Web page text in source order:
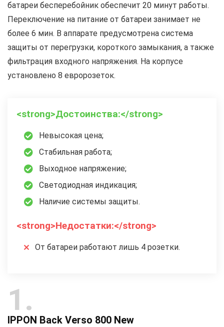
батареи бесперебойник обеспечит 20 минут работы.
Переключение на питание от батареи занимает не
более 6 мин. В аппарате предусмотрена система
защиты от перегрузки, короткого замыкания, а также
фильтрация входного напряжения. На корпусе
установлено 8 евророзеток.
<strong>Достоинства:</strong>
Невысокая цена;
Стабильная работа;
Выходное напряжение;
Светодиодная индикация;
Наличие системы защиты.
<strong>Недостатки:</strong>
От батареи работают лишь 4 розетки.
1
IPPON Back Verso 800 New